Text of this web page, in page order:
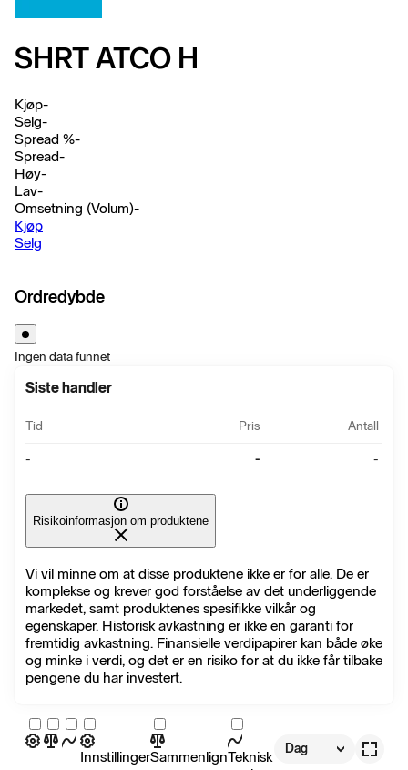
SHRT ATCO H
Kjøp-
Selg-
Spread %-
Spread-
Høy-
Lav-
Omsetning (Volum)-
Kjøp
Selg
Ordredybde
Ingen data funnet
Siste handler
Tid Pris Antall
- - -
Risikoinformasjon om produktene
Vi vil minne om at disse produktene ikke er for alle. De er
komplekse og krever god forståelse av det underliggende
markedet, samt produktenes spesifikke vilkår og
egenskaper. Historisk avkastning er ikke en garanti for
fremtidig avkastning. Finansielle verdipapirer kan både øke
og minke i verdi, og det er en risiko for at du ikke får tilbake
pengene du har investert.
InnstillingerSammenlignTeknisk
Dag